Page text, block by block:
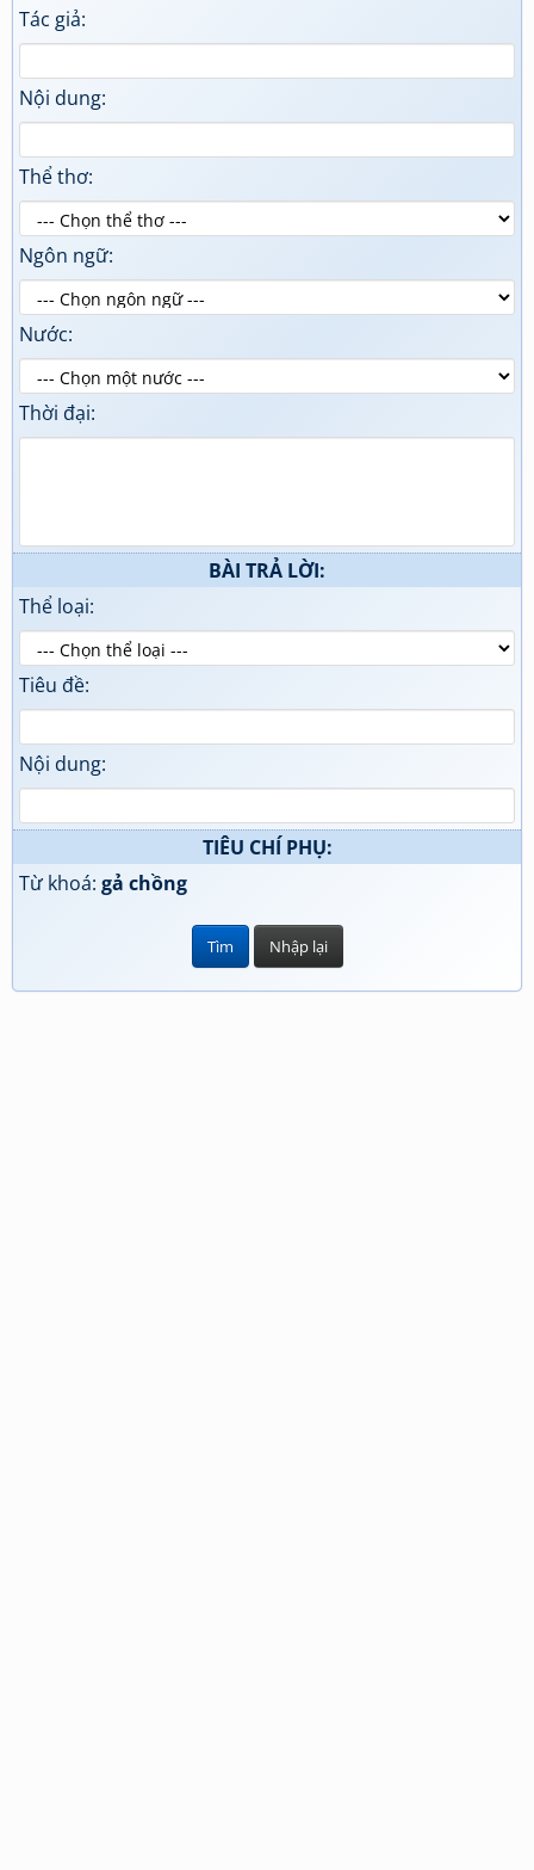
Tác giả:
Nội dung:
Thể thơ:
Ngôn ngữ:
Nước:
Thời đại:
BÀI TRẢ LỜI:
Thể loại:
Tiêu đề:
Nội dung:
TIÊU CHÍ PHỤ:
Từ khoá: gả chồng